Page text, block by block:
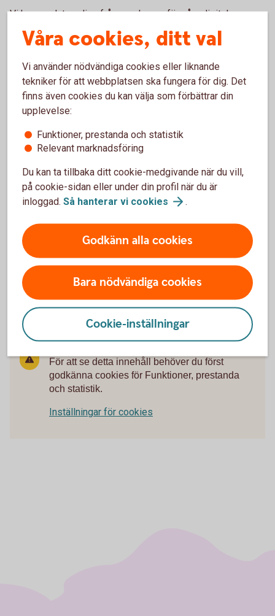
Vi har samlat vanliga frågor och svar för våra digitala
kanaler. Du kan också ringa oss för att få hjälp med digitala
ärenden.
Digitalsupport
Svar på fler frågor
Här hittar du ännu mer information, guider och vanliga frågor
Kundservice för privatpersoner
Är du företagskund?
Här guidar vi dig.
Kundservice förföretag
För att se detta innehåll behöver du först
godkänna cookies för Funktioner, prestanda
och statistik.
Inställningar för cookies
Våra cookies, ditt val
Vi använder nödvändiga cookies eller liknande
tekniker för att webbplatsen ska fungera för dig. Det
finns även cookies du kan välja som förbättrar din
upplevelse:
Funktioner, prestanda och statistik
Relevant marknadsföring
Du kan ta tillbaka ditt cookie-medgivande när du vill,
på cookie-sidan eller under din profil när du är
inloggad. Så hanterar vi cookies .
Godkänn alla cookies
Bara nödvändiga cookies
Cookie-inställningar